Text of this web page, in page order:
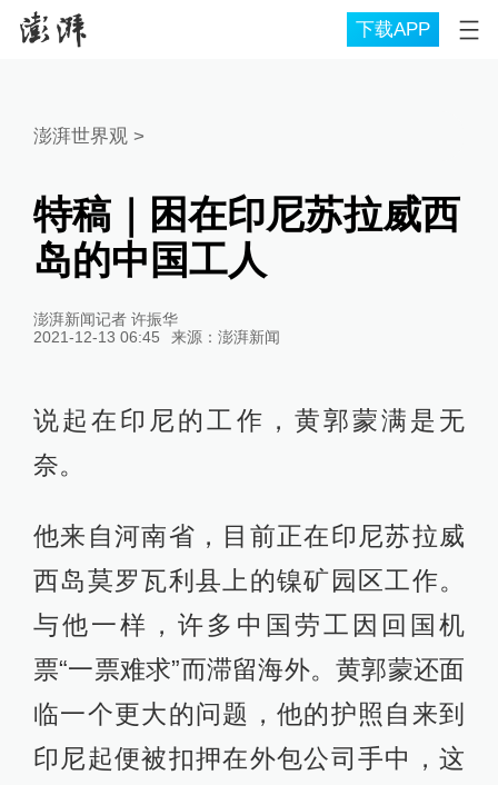
下载APP
澎湃世界观>
特稿｜困在印尼苏拉威西
岛的中国工人
澎湃新闻记者 许振华
2021-12-13 06:45
来源： 澎湃新闻
说起在印尼的工作，黄郭蒙满是无
奈。
他来自河南省，目前正在印尼苏拉威
西岛莫罗瓦利县上的镍矿园区工作。
与他一样，许多中国劳工因回国机
票“一票难求”而滞留海外。黄郭蒙还面
临一个更大的问题，他的护照自来到
印尼起便被扣押在外包公司手中，这